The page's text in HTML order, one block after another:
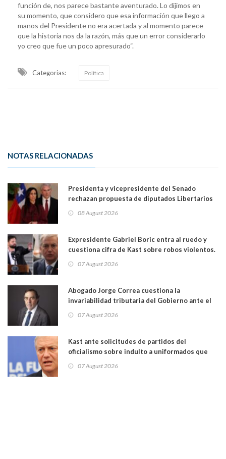
función de, nos parece bastante aventurado. Lo dijimos en
su momento, que considero que esa información que llego a
manos del Presidente no era acertada y al momento parece
que la historia nos da la razón, más que un error considerarlo
yo creo que fue un poco apresurado“.
Categorias: Política
NOTAS RELACIONADAS
Presidenta y vicepresidente del Senado
rechazan propuesta de diputados Libertarios
"Constituye un camino equivocado"
08 August 2026
Expresidente Gabriel Boric entra al ruedo y
cuestiona cifra de Kast sobre robos violentos.
07 August 2026
Abogado Jorge Correa cuestiona la
invariabilidad tributaria del Gobierno ante el
democracia” y "defendemos la alternancia en el
07 August 2026
Kast ante solicitudes de partidos del
oficialismo sobre indulto a uniformados que
07 August 2026